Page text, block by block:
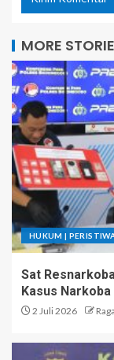
MORE
HUKUM |
Sat
Kasus
2 Juli 2026